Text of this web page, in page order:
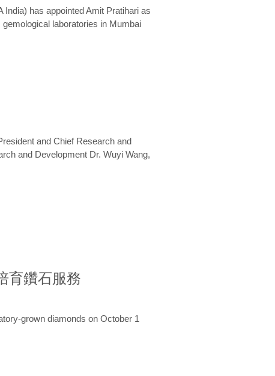
has appointed Amit Pratihari as
laboratories in Mumbai
and Chief Research and
and Development Dr. Wuyi Wang,
育鑽石服務
grown diamonds on October 1